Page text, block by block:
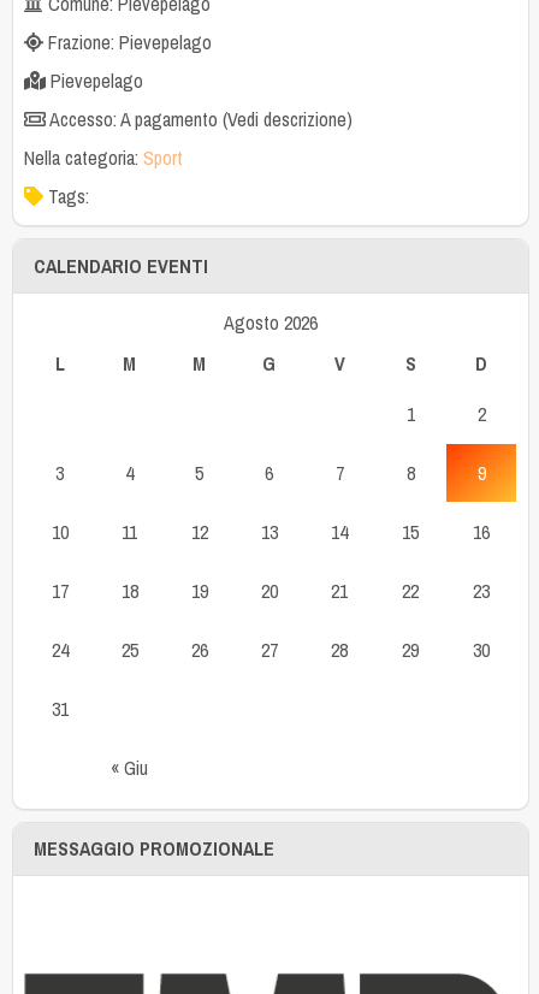
Frazione: Pievepelago
Pievepelago
Accesso: A pagamento (Vedi descrizione)
Nella categoria: Sport
Tags:
CALENDARIO EVENTI
Agosto 2026
L
M M G V S D
« Giu
1 2
3 4 5 6 7 8 9
10 11 12 13 14 15 16
17 18 19 20 21 22 23
24 25 26 27 28 29 30
31
MESSAGGIO PROMOZIONALE